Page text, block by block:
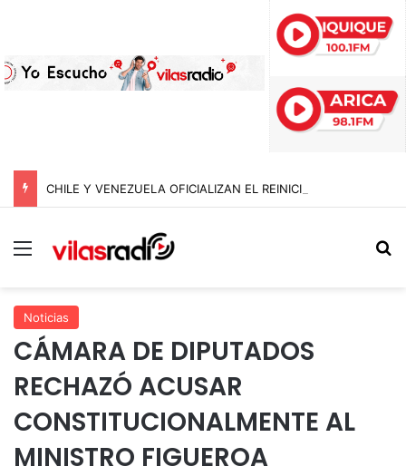
Menú
Noticias
CÁMARA DE DIPUTADOS
RECHAZÓ ACUSAR
CONSTITUCIONALMENTE AL
MINISTRO FIGUEROA